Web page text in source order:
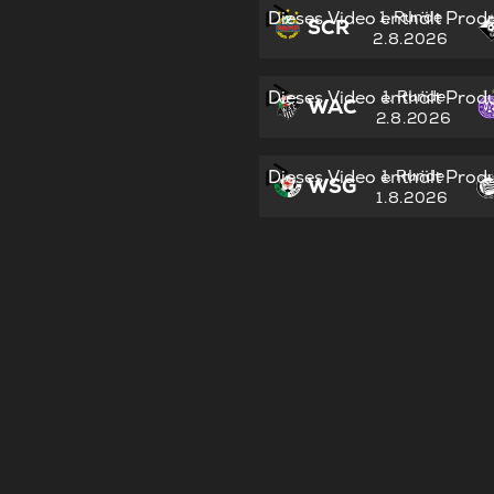
Dieses Video enthält
SCR
1. Runde
2.8.2026
Dieses Video enthält
WAC
1. Runde
2.8.2026
Dieses Video enthält
WSG
1. Runde
1.8.2026